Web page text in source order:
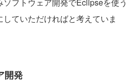
ていただければと考えていま
開発